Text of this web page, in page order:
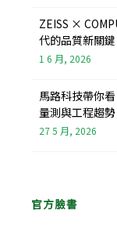
ZEISS ×
代的品質新關鍵
1 6 月, 2026
馬路科技帶你
量測與工程趨勢
27 5 月, 2026
官方臉書